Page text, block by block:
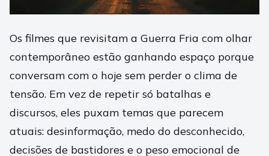
Os filmes que revisitam a Guerra Fria com olhar
contemporâneo estão ganhando espaço porque
conversam com o hoje sem perder o clima de
tensão. Em vez de repetir só batalhas e
discursos, eles puxam temas que parecem
atuais: desinformação, medo do desconhecido,
decisões de bastidores e o peso emocional de